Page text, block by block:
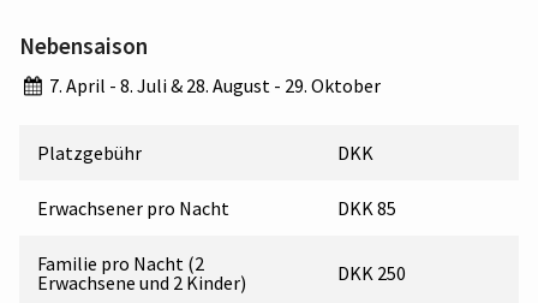
Nebensaison
7. April - 8. Juli & 28. August - 29. Oktober
Platzgebühr DKK
Erwachsener pro Nacht DKK 85
Familie pro Nacht (2
Erwachsene und 2 Kinder)
DKK 250